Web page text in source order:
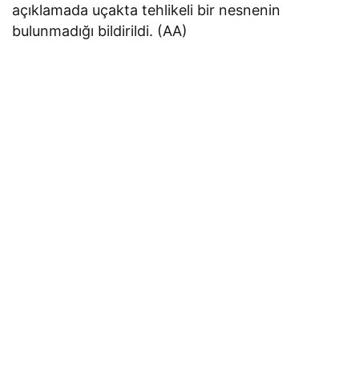
açıklamada uçakta tehlikeli bir nesnenin
bulunmadığı bildirildi. (AA)